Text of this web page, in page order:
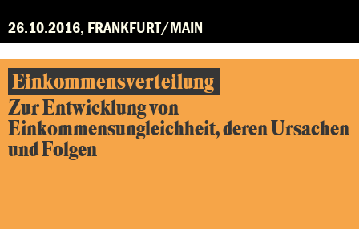
26.10.2016, FRANKFURT/MAIN
Einkommensverteilung
Zur Entwicklung von
Einkommensungleichheit, deren Ursachen
und Folgen